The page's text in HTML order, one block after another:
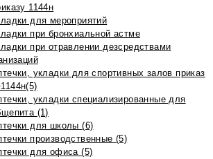
1144н
для мероприятий
при бронхиальной астме
при отравлении дезсредствами
укладки для спортивных залов приказ
укладки специализированные для
(1)
для школы (6)
производственные (5)
для офиса (5)